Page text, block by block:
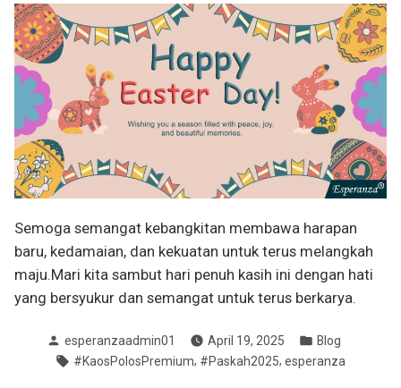
Semoga semangat kebangkitan membawa harapan
baru, kedamaian, dan kekuatan untuk terus melangkah
maju.Mari kita sambut hari penuh kasih ini dengan hati
yang bersyukur dan semangat untuk terus berkarya.
Posted
by
esperanzaadmin01 April 19, 2025
Posted
in
Blog
Tags:
#KaosPolosPremium, #Paskah2025, esperanza